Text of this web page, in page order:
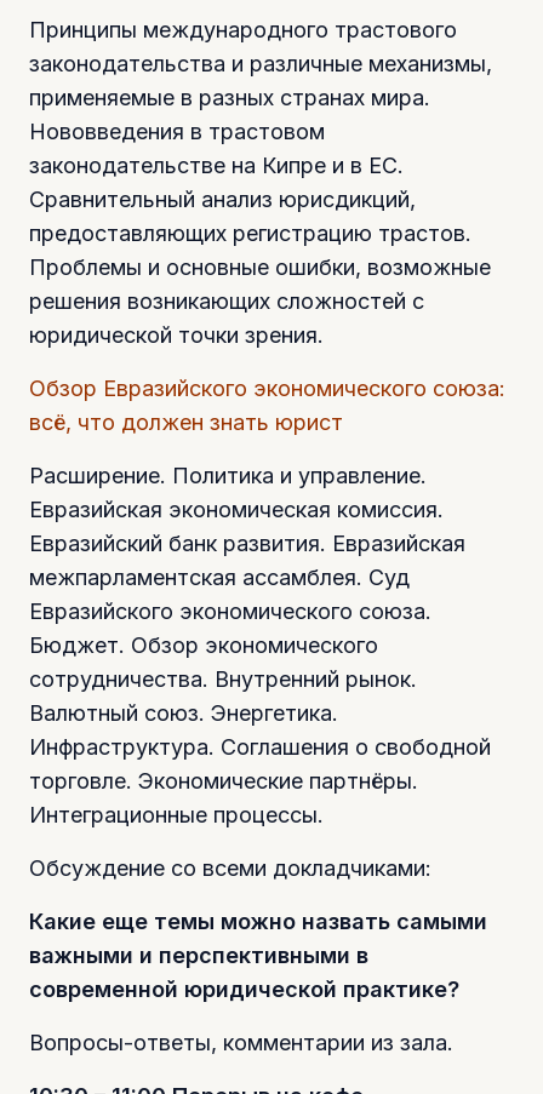
Принципы международного трастового
законодательства и различные механизмы,
применяемые в разных странах мира.
Нововведения в трастовом
законодательстве на Кипре и в ЕС.
Сравнительный анализ юрисдикций,
предоставляющих регистрацию трастов.
Проблемы и основные ошибки, возможные
решения возникающих сложностей с
юридической точки зрения.
Обзор Евразийского экономического союза:
всё, что должен знать юрист
Расширение. Политика и управление.
Евразийская экономическая комиссия.
Евразийский банк развития. Евразийская
межпарламентская ассамблея. Суд
Евразийского экономического союза.
Бюджет. Обзор экономического
сотрудничества. Внутренний рынок.
Валютный союз. Энергетика.
Инфраструктура. Соглашения о свободной
торговле. Экономические партнёры.
Интеграционные процессы.
Обсуждение со всеми докладчиками:
Какие еще темы можно назвать самыми
важными и перспективными в
современной юридической практике?
Вопросы-ответы, комментарии из зала.